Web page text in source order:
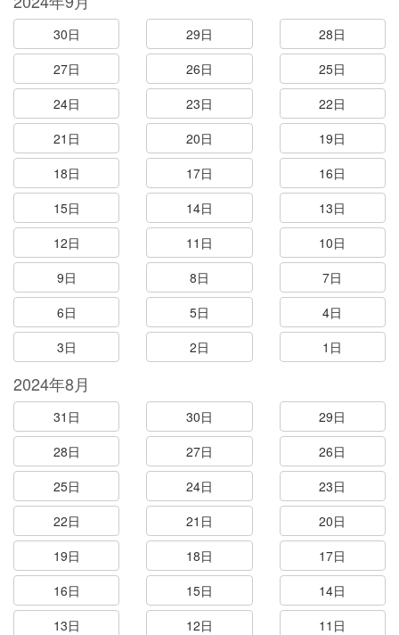
30日 29日
28日
27日
26日
25日
24日
23日
22日
21日
20日
19日
18日
17日
16日
15日
14日
13日
12日
11日
10日
9日
8日
7日
6日
5日
4日
3日
2日 1日
2024年8月
31日 30日
29日
28日
27日
26日
25日
24日
23日
22日
21日
20日
19日
18日
17日
16日
15日
14日
13日
12日
11日